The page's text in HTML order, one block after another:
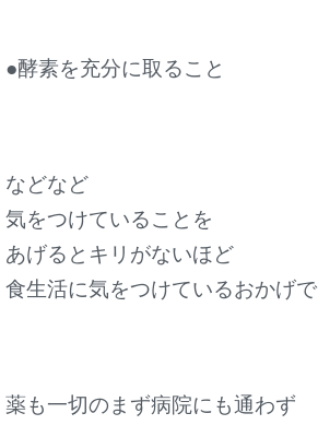
●酵素を充分に取ること
などなど
気をつけていることを
あげるとキリがないほど
食生活に気をつけているおかげで
薬も一切のまず病院にも通わず